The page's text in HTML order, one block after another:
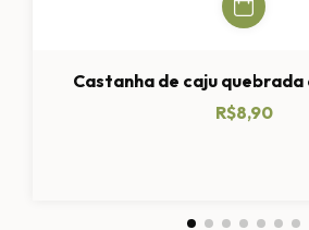
Castanha de caju quebrada
R$8,90